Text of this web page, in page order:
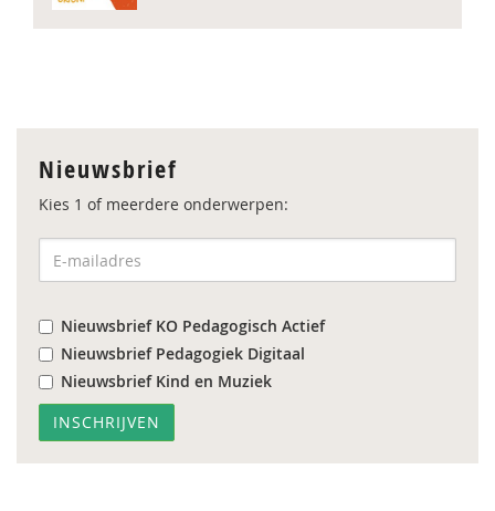
Nieuwsbrief
Kies 1 of meerdere onderwerpen:
Nieuwsbrief KO Pedagogisch Actief
Nieuwsbrief Pedagogiek Digitaal
Nieuwsbrief Kind en Muziek